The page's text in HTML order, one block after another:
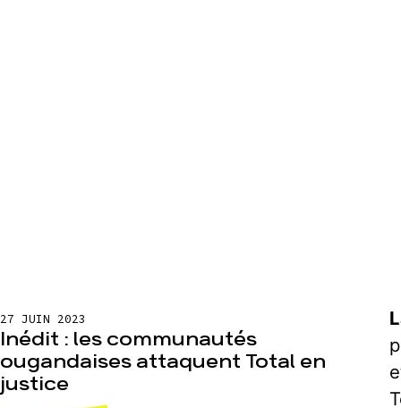
27 JUIN 2023
Inédit : les communautés
ougandaises attaquent Total en
justice